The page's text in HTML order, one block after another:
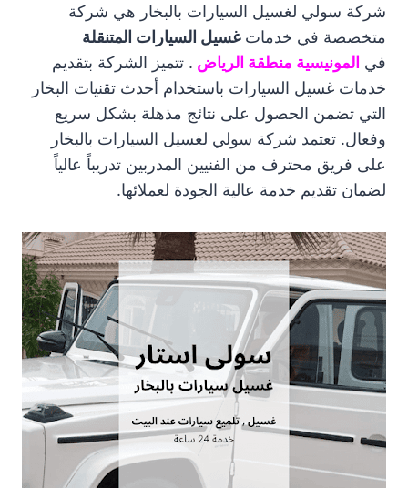
شركة سولي لغسيل السيارات بالبخار هي شركة
متخصصة في خدماتغسيل السيارات المتنقلة
في المونيسية منطقة الرياض . تتميز الشركة بتقديم
خدمات غسيل السيارات باستخدام أحدث تقنيات البخار
التي تضمن الحصول على نتائج مذهلة بشكل سريع
وفعال. تعتمد شركة سولي لغسيل السيارات بالبخار
على فريق محترف من الفنيين المدربين تدريباً عالياً
لضمان تقديم خدمة عالية الجودة لعملائها.